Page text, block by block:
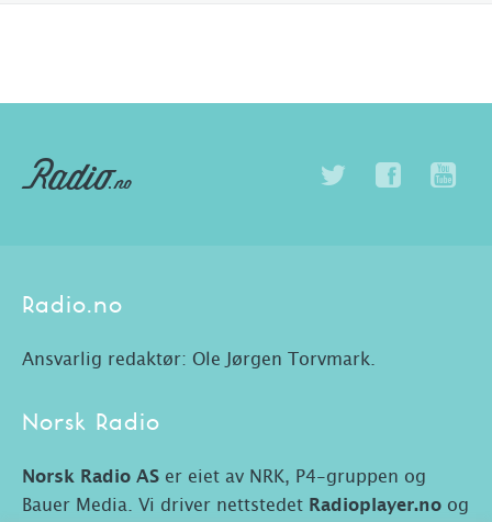
Radio.no
Ansvarlig redaktør: Ole Jørgen Torvmark.
Norsk Radio
Norsk Radio AS er eiet av NRK, P4-gruppen og
Bauer Media. Vi driver nettstedet Radioplayer.no og